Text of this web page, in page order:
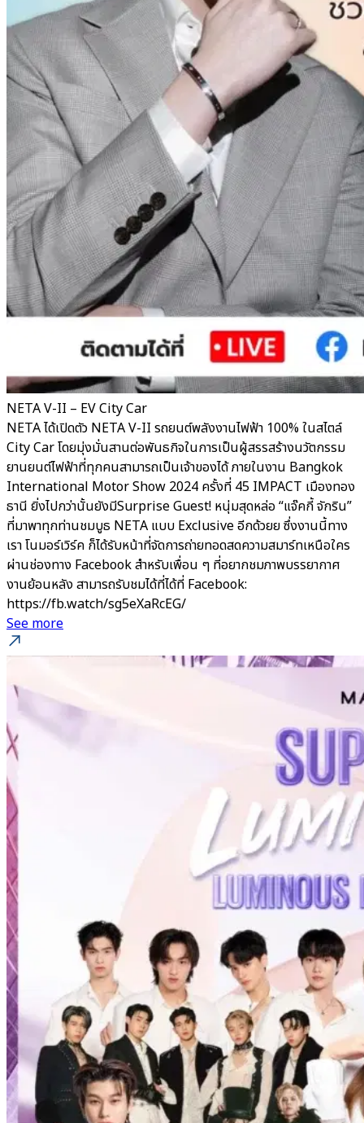
NETA V-II – EV City Car
NETA ได้เปิดตัว NETA V-II รถยนต์พลังงานไฟฟ้า 100% ในสไตล์
City Car โดยมุ่งมั่นสานต่อพันธกิจในการเป็นผู้สรรสร้างนวัตกรรม
ยานยนต์ไฟฟ้าที่ทุกคนสามารถเป็นเจ้าของได้ ภายในงาน Bangkok
International Motor Show 2024 ครั้งที่ 45 IMPACT เมืองทอง
ธานี ยิ่งไปกว่านั้นยังมีSurprise Guest! หนุ่มสุดหล่อ “แจ๊คกี้ จักริน”
ที่มาพาทุกท่านชมบูธ NETA แบบ Exclusive อีกด้วยย ซึ่งงานนี้ทาง
เรา โนมอร์เวิร์ค ก็ได้รับหน้าที่จัดการถ่ายทอดสดความสมาร์ทเหนือใคร
ผ่านช่องทาง Facebook สำหรับเพื่อน ๆ ที่อยากชมภาพบรรยากาศ
งานย้อนหลัง สามารถรับชมได้ที่ได้ที่ Facebook:
https://fb.watch/sg5eXaRcEG/
See more